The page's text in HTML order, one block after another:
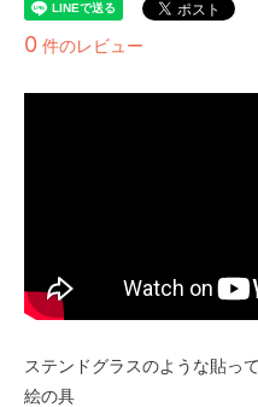
0 件のレビュー
ステンドグラスのような貼っ
絵の具